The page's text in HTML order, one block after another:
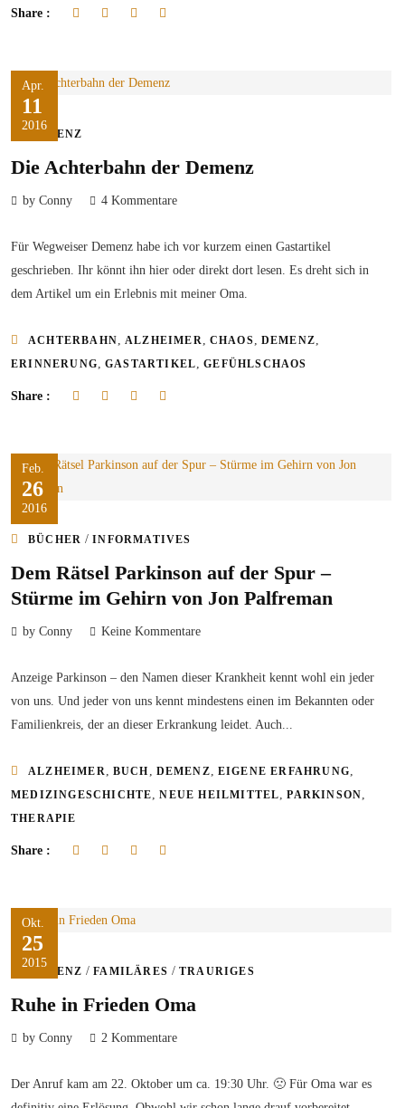
Share :
Apr.
11
2016
DEMENZ
Die Achterbahn der Demenz
by Conny 4 Kommentare
Für Wegweiser Demenz habe ich vor kurzem einen Gastartikel
geschrieben. Ihr könnt ihn hier oder direkt dort lesen. Es dreht sich in
dem Artikel um ein Erlebnis mit meiner Oma.
ACHTERBAHN ALZHEIMER CHAOS DEMENZ
ERINNERUNG GASTARTIKEL ,GEFÜHLSCHAOS
Share :
Feb.
26
2016
BÜCHER /INFORMATIVES
Dem Rätsel Parkinson auf der Spur –
Stürme im Gehirn von Jon Palfreman
by Conny Keine Kommentare
Anzeige Parkinson – den Namen dieser Krankheit kennt wohl ein jeder
von uns. Und jeder von uns kennt mindestens einen im Bekannten oder
Familienkreis, der an dieser Erkrankung leidet. Auch...
ALZHEIMER BUCH DEMENZ EIGENE ERFAHRUNG
MEDIZINGESCHICHTE ,NEUE HEILMITTEL ,PARKINSON
THERAPIE
Share :
Okt.
25
2015
DEMENZ /FAMILÄRES /TRAURIGES
Ruhe in Frieden Oma
by Conny 2 Kommentare
Der Anruf kam am 22. Oktober um ca. 19:30 Uhr. 🙁 Für Oma war es